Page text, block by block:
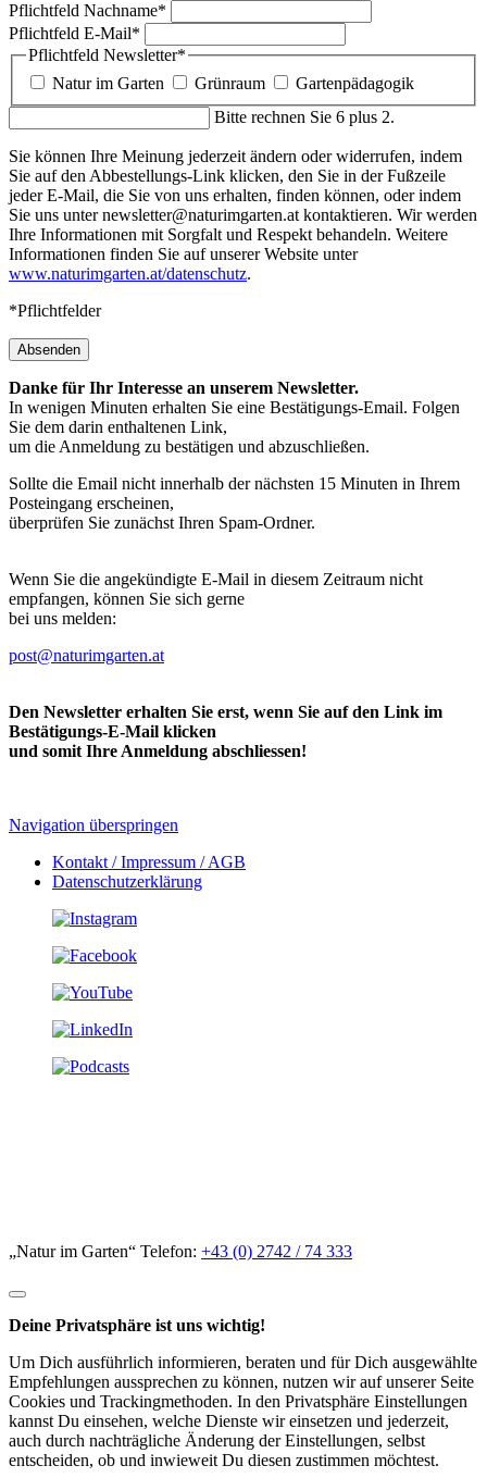
Pflichtfeld Nachname*
Pflichtfeld E-Mail*
Pflichtfeld Newsletter*
Natur im Garten
Grünraum
Gartenpädagogik
Bitte rechnen Sie 6 plus 2.
Sie können Ihre Meinung jederzeit ändern oder widerrufen, indem
Sie auf den Abbestellungs-Link klicken, den Sie in der Fußzeile
jeder E-Mail, die Sie von uns erhalten, finden können, oder indem
Sie uns unter newsletter@naturimgarten.at kontaktieren. Wir werden
Ihre Informationen mit Sorgfalt und Respekt behandeln. Weitere
Informationen finden Sie auf unserer Website unter
www.naturimgarten.at/datenschutz.
*Pflichtfelder
Absenden
Danke für Ihr Interesse an unserem Newsletter.
In wenigen Minuten erhalten Sie eine Bestätigungs-Email. Folgen
Sie dem darin enthaltenen Link,
um die Anmeldung zu bestätigen und abzuschließen.
Sollte die Email nicht innerhalb der nächsten 15 Minuten in Ihrem
Posteingang erscheinen,
überprüfen Sie zunächst Ihren Spam-Ordner.
Wenn Sie die angekündigte E-Mail in diesem Zeitraum nicht
empfangen, können Sie sich gerne
bei uns melden:
post@naturimgarten.at
Den Newsletter erhalten Sie erst, wenn Sie auf den Link im
Bestätigungs-E-Mail klicken
und somit Ihre Anmeldung abschliessen!
Navigation überspringen
Kontakt / Impressum / AGB
Datenschutzerklärung
„Natur im Garten“ Telefon: +43 (0) 2742 / 74 333
Deine Privatsphäre ist uns wichtig!
Um Dich ausführlich informieren, beraten und für Dich ausgewählte
Empfehlungen aussprechen zu können, nutzen wir auf unserer Seite
Cookies und Trackingmethoden. In den Privatsphäre Einstellungen
kannst Du einsehen, welche Dienste wir einsetzen und jederzeit,
auch durch nachträgliche Änderung der Einstellungen, selbst
entscheiden, ob und inwieweit Du diesen zustimmen möchtest.